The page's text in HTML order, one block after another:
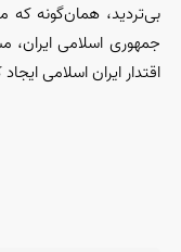
بی‌تردید، همان‌گونه که
جمهوری اسلامی ایران،
اقتدار ایران اسلامی